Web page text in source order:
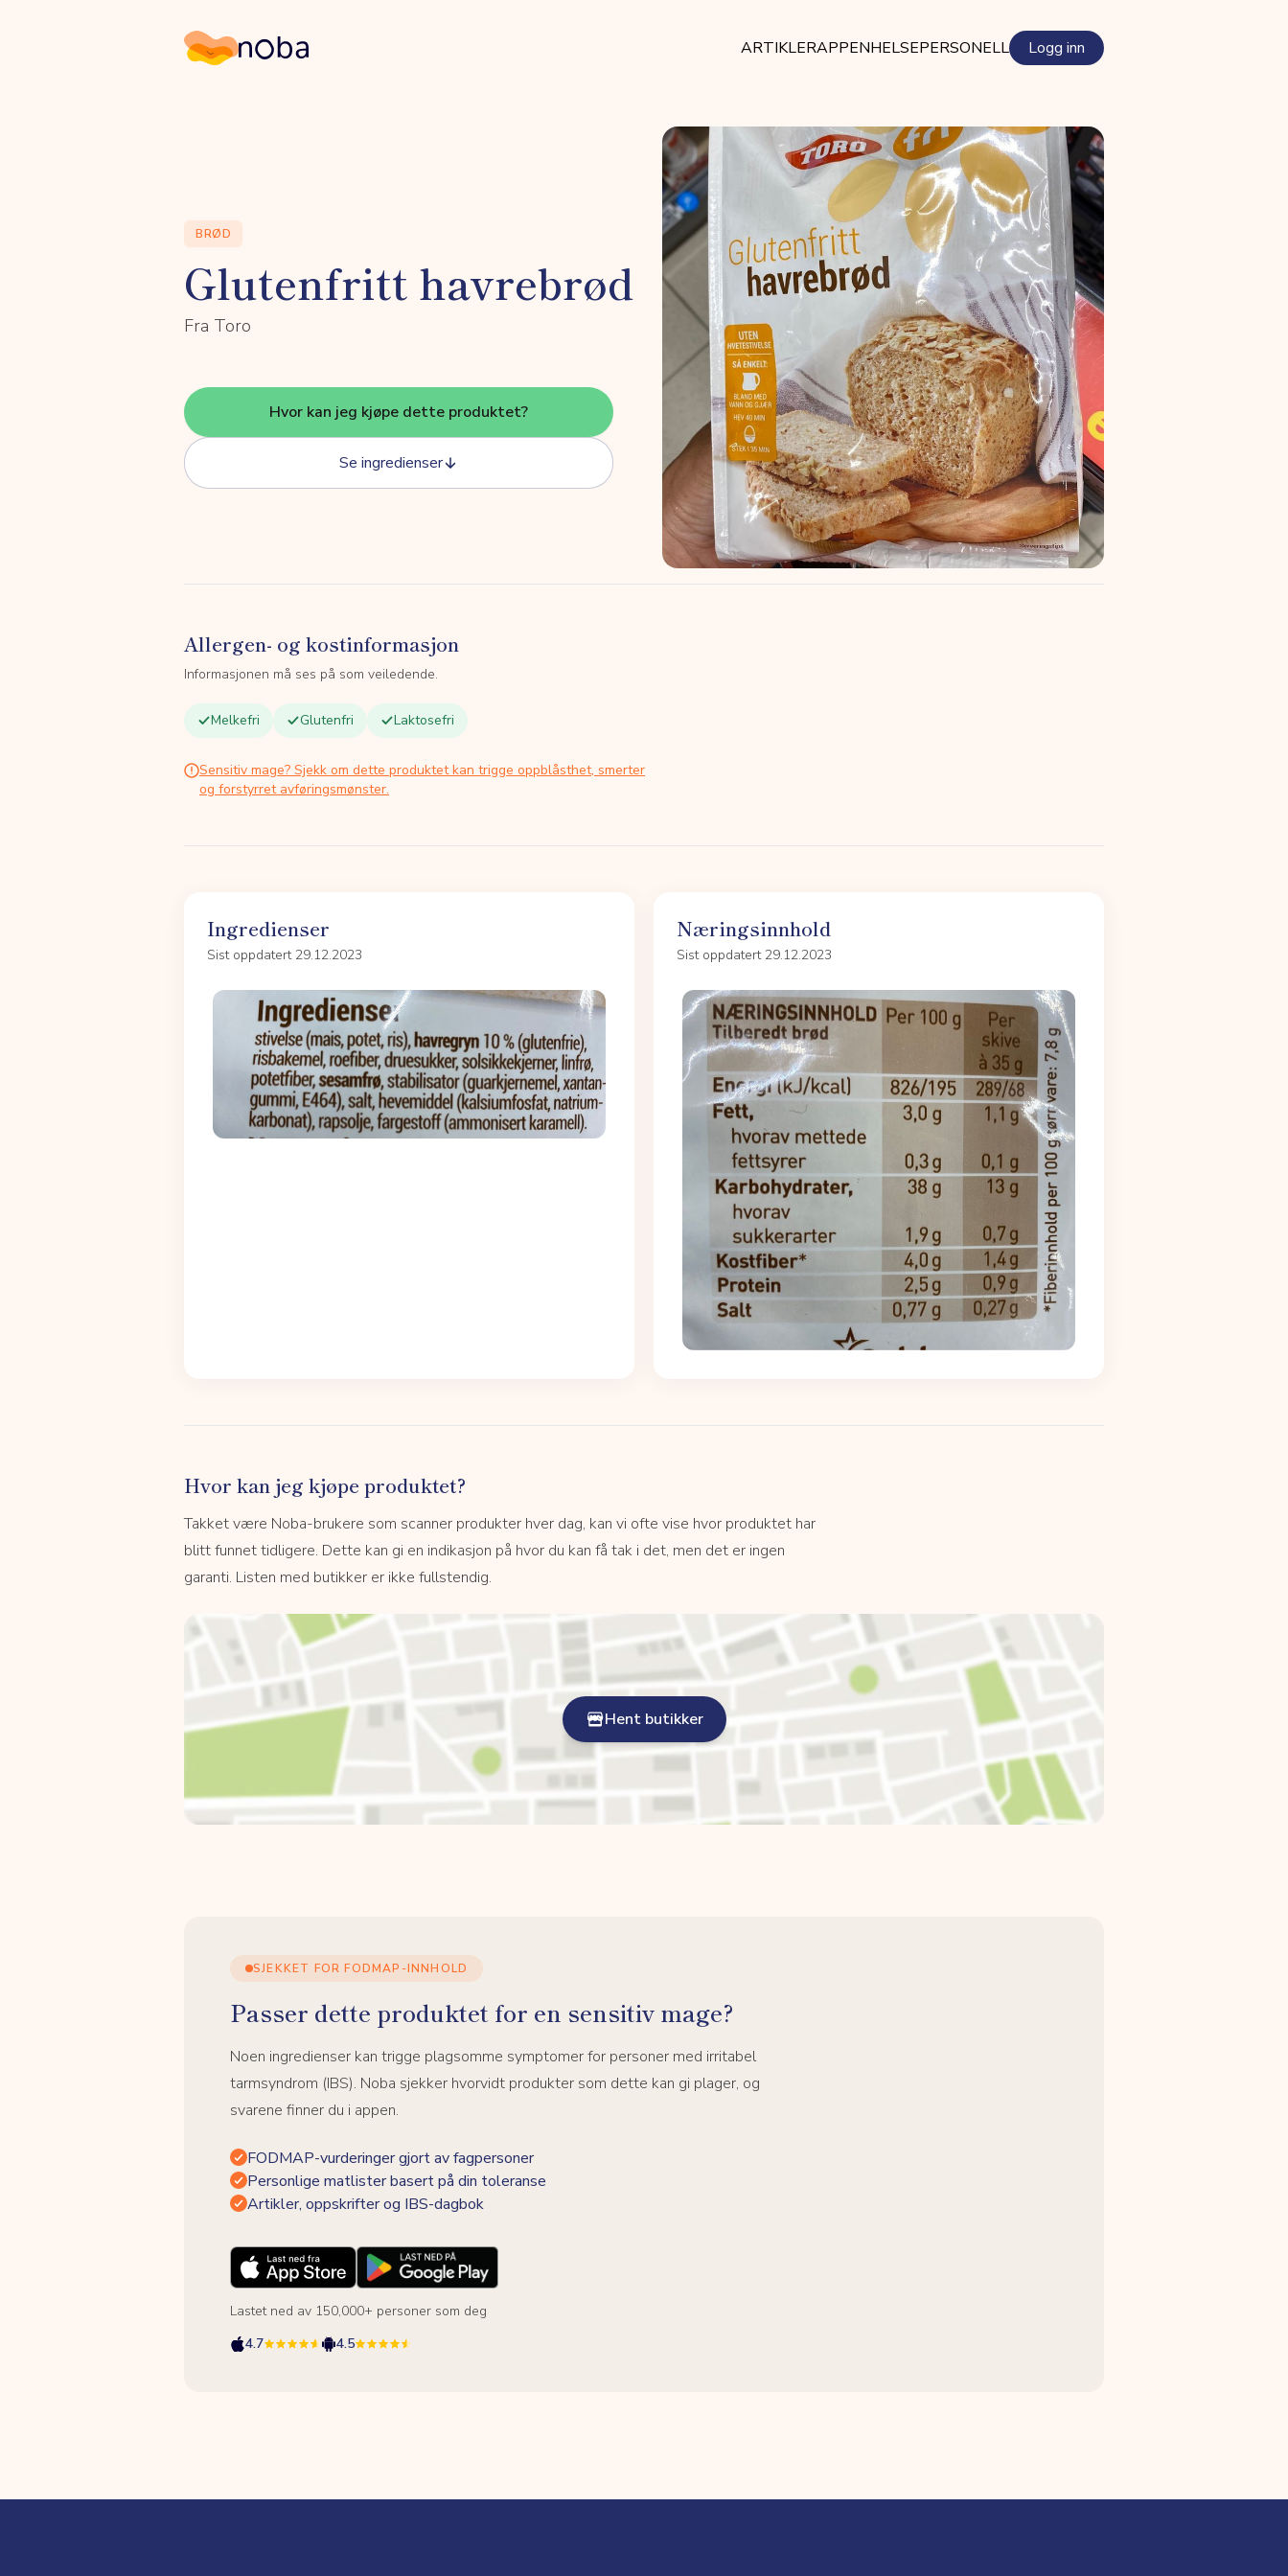
Noba ARTIKLERAPPENHELSEPERSONELL Logg inn
BRØD
Glutenfritt havrebrød
Fra Toro
Hvor kan jeg kjøpe dette produktet?
Se ingredienser
Allergen- og kostinformasjon
Informasjonen må ses på som veiledende.
Melkefri Glutenfri Laktosefri
Sensitiv mage? Sjekk om dette produktet kan trigge oppblåsthet, smerter
og forstyrret avføringsmønster.
Ingredienser
Sist oppdatert 29.12.2023
Næringsinnhold
Sist oppdatert 29.12.2023
Hvor kan jeg kjøpe produktet?
Takket være Noba-brukere som scanner produkter hver dag, kan vi ofte vise hvor produktet har
blitt funnet tidligere. Dette kan gi en indikasjon på hvor du kan få tak i det, men det er ingen
garanti. Listen med butikker er ikke fullstendig.
Hent butikker
SJEKKET FOR FODMAP-INNHOLD
Passer dette produktet for en sensitiv mage?
Noen ingredienser kan trigge plagsomme symptomer for personer med irritabel
tarmsyndrom (IBS). Noba sjekker hvorvidt produkter som dette kan gi plager, og
svarene finner du i appen.
FODMAP-vurderinger gjort av fagpersoner
Personlige matlister basert på din toleranse
Artikler, oppskrifter og IBS-dagbok
Lastet ned av 150,000+ personer som deg
4.7
4.5